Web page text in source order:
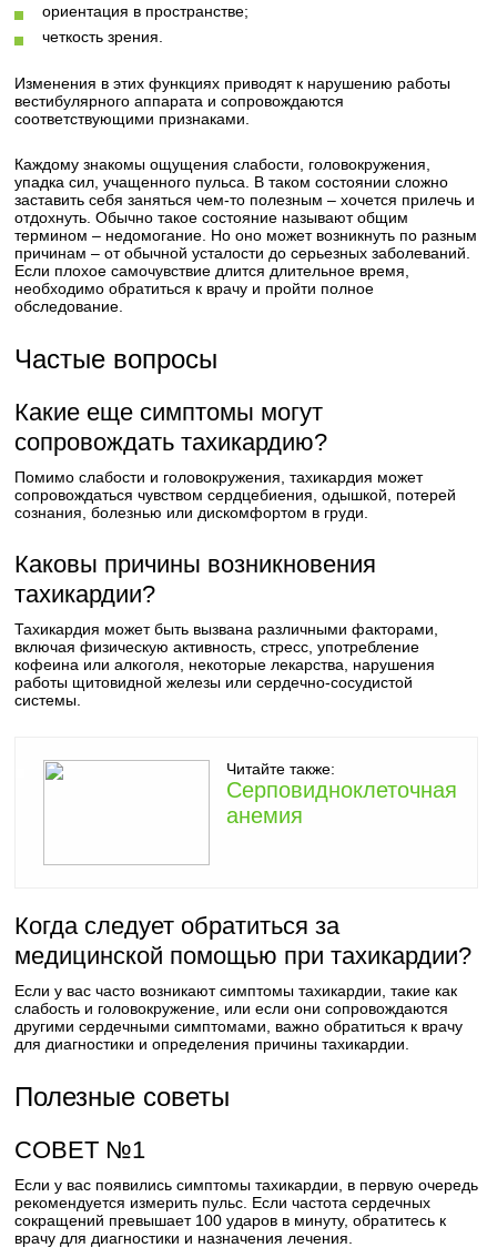
ориентация в пространстве;
четкость зрения.
Изменения в этих функциях приводят к нарушению работы
вестибулярного аппарата и сопровождаются
соответствующими признаками.
Каждому знакомы ощущения слабости, головокружения,
упадка сил, учащенного пульса. В таком состоянии сложно
заставить себя заняться чем-то полезным – хочется прилечь и
отдохнуть. Обычно такое состояние называют общим
термином – недомогание. Но оно может возникнуть по разным
причинам – от обычной усталости до серьезных заболеваний.
Если плохое самочувствие длится длительное время,
необходимо обратиться к врачу и пройти полное
обследование.
Частые вопросы
Какие еще симптомы могут
сопровождать тахикардию?
Помимо слабости и головокружения, тахикардия может
сопровождаться чувством сердцебиения, одышкой, потерей
сознания, болезнью или дискомфортом в груди.
Каковы причины возникновения
тахикардии?
Тахикардия может быть вызвана различными факторами,
включая физическую активность, стресс, употребление
кофеина или алкоголя, некоторые лекарства, нарушения
работы щитовидной железы или сердечно-сосудистой
системы.
Читайте также:
Серповидноклеточная
анемия
Когда следует обратиться за
медицинской помощью при тахикардии?
Если у вас часто возникают симптомы тахикардии, такие как
слабость и головокружение, или если они сопровождаются
другими сердечными симптомами, важно обратиться к врачу
для диагностики и определения причины тахикардии.
Полезные советы
СОВЕТ №1
Если у вас появились симптомы тахикардии, в первую очередь
рекомендуется измерить пульс. Если частота сердечных
сокращений превышает 100 ударов в минуту, обратитесь к
врачу для диагностики и назначения лечения.